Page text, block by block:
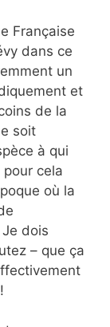
Française
dans ce
un
et
de la
soit
à qui
pour cela
où la
dois
– que ça